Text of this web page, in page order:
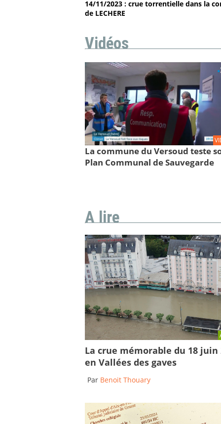
14/11/2023 : crue torrentielle dans la
de LECHERE
Vidéos
La commune du Versoud teste
Plan Communal de Sauvegarde
A lire
La crue mémorable du 18 juin
en Vallées des gaves
Par Benoit Thouary